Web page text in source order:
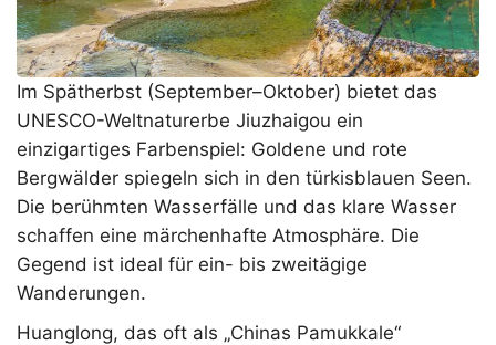
Im Spätherbst (September–Oktober) bietet das
UNESCO-Weltnaturerbe Jiuzhaigou ein
einzigartiges Farbenspiel: Goldene und rote
Bergwälder spiegeln sich in den türkisblauen Seen.
Die berühmten Wasserfälle und das klare Wasser
schaffen eine märchenhafte Atmosphäre. Die
Gegend ist ideal für ein- bis zweitägige
Wanderungen.
Huanglong, das oft als „Chinas Pamukkale“